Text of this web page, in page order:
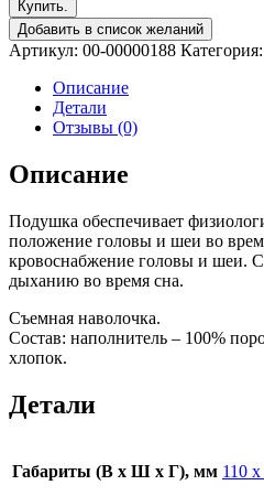
Купить.
Добавить в список желаний
Артикул: 00-00000188 Категория:
Описание
Детали
Отзывы (0)
Описание
Подушка обеспечивает
положение головы и шеи во
кровоснабжение головы и шеи.
дыханию во время сна.
Съемная наволочка.
Состав: наполнитель – 100%
хлопок.
Детали
Габариты (В х Ш х Г), мм 110